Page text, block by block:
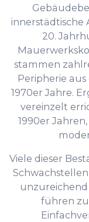
innerstädtische
20.
stammen
Peripherie aus
1970er Jahre.
vereinzelt
1990er
Viele dieser
führen